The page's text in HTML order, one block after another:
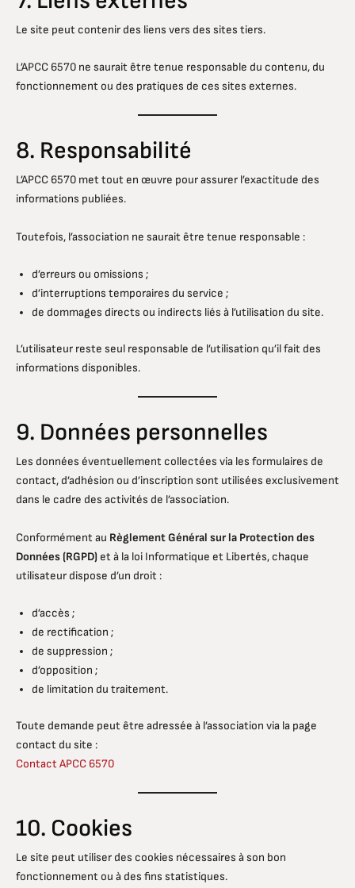
Le site peut contenir des liens vers des sites tiers.
L’APCC 6570 ne saurait être tenue responsable du contenu, du
fonctionnement ou des pratiques de ces sites externes.
8. Responsabilité
L’APCC 6570 met tout en œuvre pour assurer l’exactitude des
informations publiées.
Toutefois, l’association ne saurait être tenue responsable :
d’erreurs ou omissions ;
d’interruptions temporaires du service ;
de dommages directs ou indirects liés à l’utilisation du site.
L’utilisateur reste seul responsable de l’utilisation qu’il fait des
informations disponibles.
9. Données personnelles
Les données éventuellement collectées via les formulaires de
contact, d’adhésion ou d’inscription sont utilisées exclusivement
dans le cadre des activités de l’association.
Conformément au Règlement Général sur la Protection des
Données (RGPD) et à la loi Informatique et Libertés, chaque
utilisateur dispose d’un droit :
d’accès ;
de rectification ;
de suppression ;
d’opposition ;
de limitation du traitement.
Toute demande peut être adressée à l’association via la page
contact du site :
Contact APCC 6570
10. Cookies
Le site peut utiliser des cookies nécessaires à son bon
fonctionnement ou à des fins statistiques.